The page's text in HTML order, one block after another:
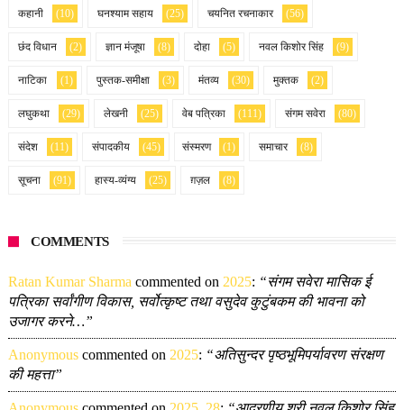
कहानी (10) घनश्याम सहाय (25) चयनित रचनाकार (56)
छंद विधान (2) ज्ञान मंजूषा (8) दोहा (5) नवल किशोर सिंह (9)
नाटिका (1) पुस्तक-समीक्षा (3) मंतव्य (30) मुक्तक (2)
लघुकथा (29) लेखनी (25) वेब पत्रिका (111) संगम सवेरा (80)
संदेश (11) संपादकीय (45) संस्मरण (1) समाचार (8)
सूचना (91) हास्य-व्यंग्य (25) ग़ज़ल (8)
COMMENTS
Ratan Kumar Sharma commented on 2025: “संगम सवेरा मासिक ई
पत्रिका सर्वांगीण विकास, सर्वोत्कृष्ट तथा वसुदेव कुटुंबकम की भावना को
उजागर करने…”
Anonymouscommented on 2025: “अतिसुन्दर पृष्ठभूमिपर्यावरण संरक्षण
की महत्ता”